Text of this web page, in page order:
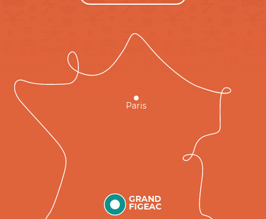
GRAND
FIGEAC
Paris